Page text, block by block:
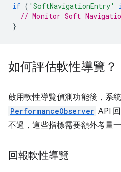
if ( 'SoftNavigationEntry'
// Monitor Soft
}
如何評估軟性導覽？
啟用軟性導覽偵測功能後，系
PerformanceObserver API
不過，這些指標需要額外考量一
回報軟性導覽